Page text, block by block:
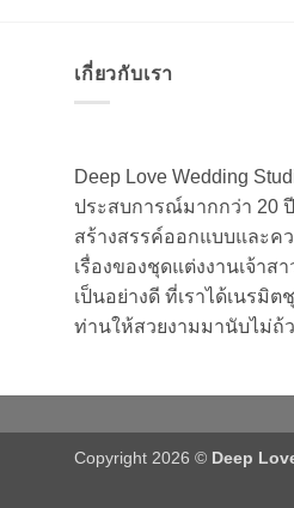
เกี่ยวกับเรา
Deep Love Wedding
ประสบการณ์มากกว่า 20
สร้างสรรค์ออกแบบและค
เรื่องของชุดแต่งงานเจ้าส
เป็นอย่างดี ที่เราได้เนรมิต
ท่านให้สวยงามมานับไม่ถ้
Copyright 2026 © Deep